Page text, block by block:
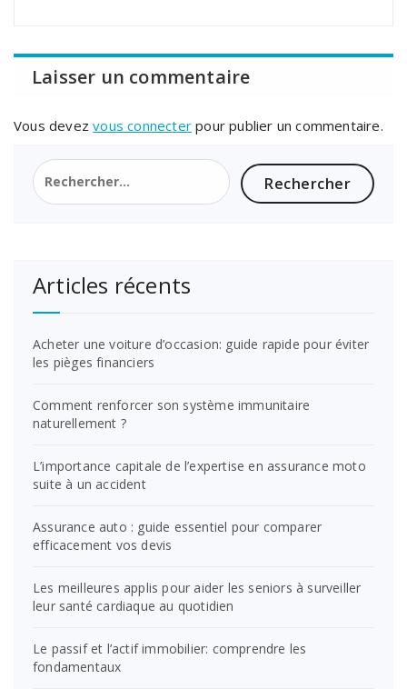
Laisser un commentaire
Vous devezvous connecter pour publier un commentaire.
Rechercher :
Articles récents
Acheter une voiture d’occasion: guide rapide pour éviter
les pièges financiers
Comment renforcer son système immunitaire
naturellement ?
L’importance capitale de l’expertise en assurance moto
suite à un accident
Assurance auto : guide essentiel pour comparer
efficacement vos devis
Les meilleures applis pour aider les seniors à surveiller
leur santé cardiaque au quotidien
Le passif et l’actif immobilier: comprendre les
fondamentaux